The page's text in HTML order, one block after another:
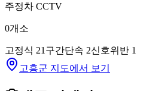
주정차 CCTV
0개소
고정식 21 구간단속 2신호위반 1
고흥군 지도에서 보기